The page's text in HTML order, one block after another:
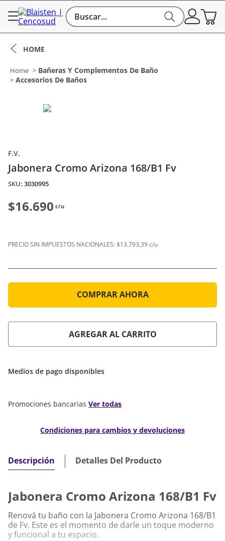
Buscar...
Bañeras Y Complementos De Baño
Accesorios De Baños
F.V.
Jabonera Cromo Arizona 168/B1 Fv
: 3030995
$16.690 c/u
PRECIO SIN IMPUESTOS NACIONALES:$13.793,39 c/u
COMPRAR AHORA
AGREGAR AL CARRITO
Medios de pago disponibles
Promociones bancarias Ver todas
Condiciones para cambios y devoluciones
Descripción Detalles Del Producto
Jabonera Cromo Arizona 168/B1 Fv
Renová tu baño con la Jabonera Cromo Arizona 168/B1
de Fv. Este es el momento de darle un toque moderno
y funcional a tu espacio.